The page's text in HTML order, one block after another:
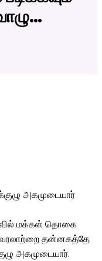
அகமுடையார்
மக்கள் தொகை
வரலாற்றை தன்னகத்தே
அகமுடையார்.